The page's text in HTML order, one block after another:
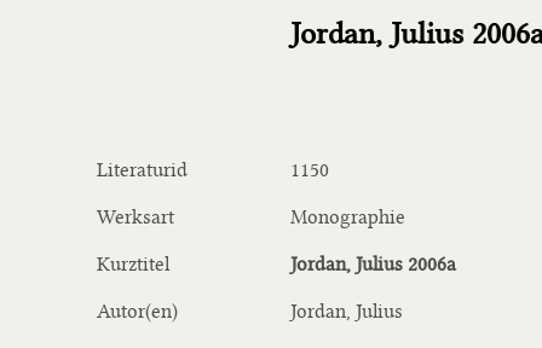
Jordan, Julius
Literaturid 1150
Werksart Monographie
Kurztitel Jordan, Julius 2006a
Autor(en) Jordan, Julius